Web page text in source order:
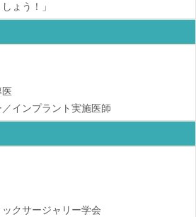
ょう！」
医
インプラント実施医師
クサージャリー学会